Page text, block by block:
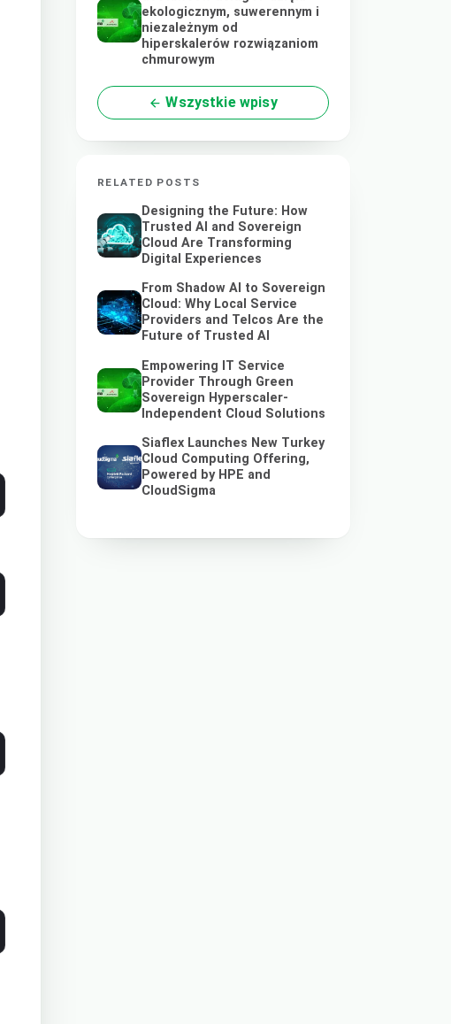
ekologicznym, suwerennym i
niezależnym od
hiperskalerów rozwiązaniom
chmurowym
Wszystkie wpisy
RELATED POSTS
Designing the Future: How
Trusted AI and Sovereign
Cloud Are Transforming
Digital Experiences
From Shadow AI to Sovereign
Cloud: Why Local Service
Providers and Telcos Are the
Future of Trusted AI
Empowering IT Service
Provider Through Green
Sovereign Hyperscaler-
Independent Cloud Solutions
Siaflex Launches New Turkey
Cloud Computing Offering,
Powered by HPE and
CloudSigma